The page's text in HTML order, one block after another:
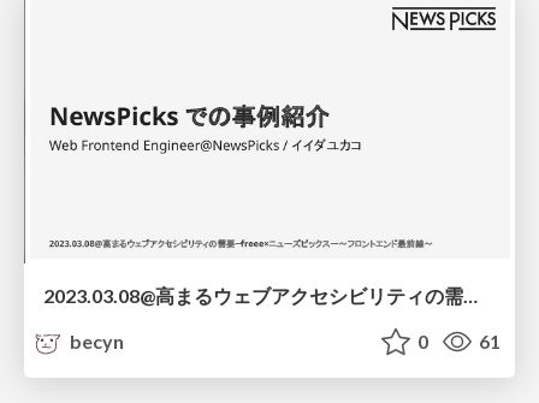
2023.03.08@高まるウェブアクセシビリティの需要ーfreee×ニューズピックスー〜フロントエンド最前線〜
becyn
0 61